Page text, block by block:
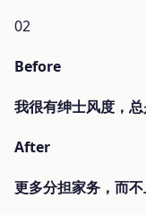
02
Before
我很有绅士风度，
After
更多分担家务，而